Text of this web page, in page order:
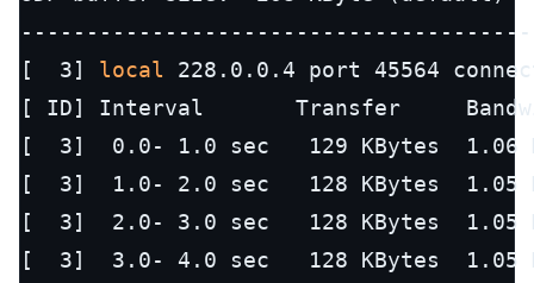
[  3] local 228.0.0.4 port 45564
[ ID] Interval       Transfer
[  3]  0.0- 1.0 sec   129 KBytes  1.06
[  3]  1.0- 2.0 sec   128 KBytes  1.05
[  3]  2.0- 3.0 sec   128 KBytes  1.05
[  3]  3.0- 4.0 sec   128 KBytes  1.05